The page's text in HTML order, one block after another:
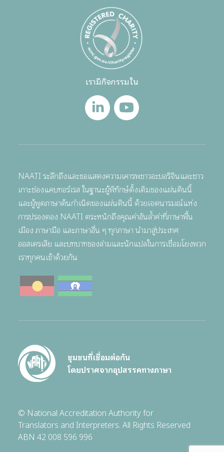
เรามีกิจกรรมใน
NAATI ระลึกถึงและขอแสดงความเคารพชาวอะบอริจินและชาว
เกาะช่องแคบทอร์เรส ในฐานะผู้พิทักษ์ดั้งเดิมของแผ่นดินนี้
และผู้พูดภาษาต้นกำเนิดของแผ่นดินนี้ ด้วยเจตนารมณ์แห่ง
การปรองดอง NAATI ตระหนักถึงคุณค่าอันล้ำค่าที่ภาษาพื้น
เมือง ภาษามือ และภาษาอื่น ๆ ทุกภาษา นำมาสู่ประเทศ
ออสเตรเลีย และบทบาทของล่ามและนักแปลในการเชื่อมโยงพวก
เราทุกคนเข้าด้วยกัน
ชุมชนที่เชื่อมต่อกัน
โดยปราศจากอุปสรรคทางภาษา
© National Accreditation Authority for
Translators and Interpreters. All Rights Reserved
ABN 42 008 596 996